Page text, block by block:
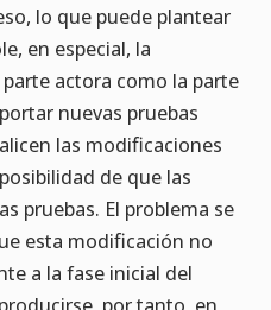
lo que puede plantear
en especial, la
actora como la parte
nuevas pruebas
las modificaciones
de que las
pruebas. El problema se
esta modificación no
a la fase inicial del